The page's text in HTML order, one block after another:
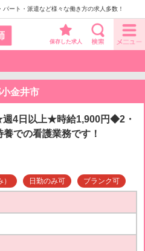
ート・派遣など様々な働き方の求人多数！
保存した求人
金井市
週4日以上★時給1,900円◆2・
での看護業務です！
日勤のみ可 ブランク可